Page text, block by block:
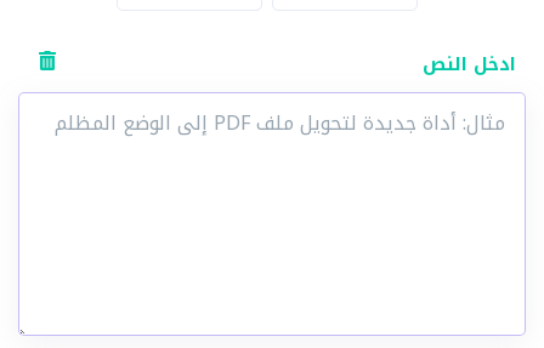
ادخل النص